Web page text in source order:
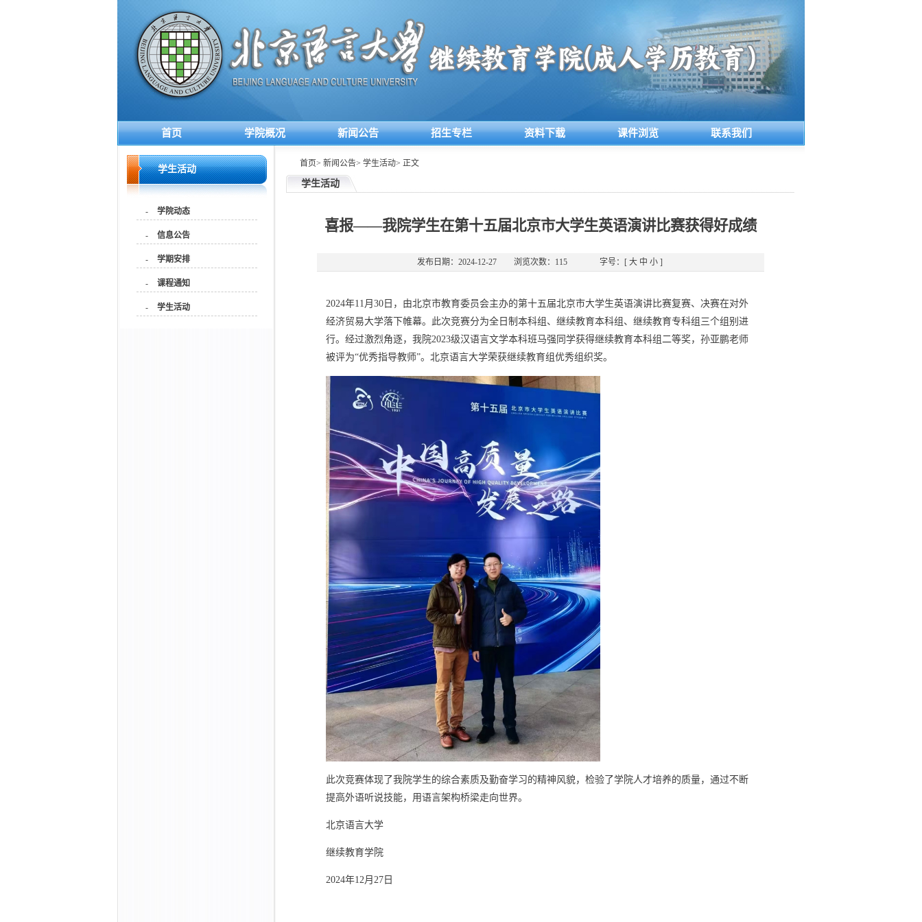
首页 学院概况 新闻公告 招生专栏 资料下载 课件浏览 联系我们
学生活动
- 学院动态
- 信息公告
- 学期安排
- 课程通知
- 学生活动
首页> 新闻公告> 学生活动> 正文
学生活动
喜报——我院学生在第十五届北京市大学生英语演讲比赛获得好成绩
发布日期：2024-12-27 浏览次数： 115 字号：[ 大 中 小]
2024年11月30日，由北京市教育委员会主办的第十五届北京市大学生英语演讲比赛复赛、决赛在对外
经济贸易大学落下帷幕。此次竞赛分为全日制本科组、继续教育本科组、继续教育专科组三个组别进
行。经过激烈角逐，我院2023级汉语言文学本科班马强同学获得继续教育本科组二等奖，孙亚鹏老师
被评为“优秀指导教师”。北京语言大学荣获继续教育组优秀组织奖。
此次竞赛体现了我院学生的综合素质及勤奋学习的精神风貌，检验了学院人才培养的质量，通过不断
提高外语听说技能，用语言架构桥梁走向世界。
北京语言大学
继续教育学院
2024年12月27日